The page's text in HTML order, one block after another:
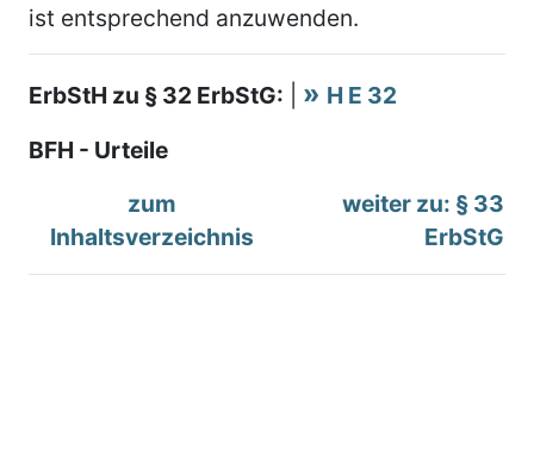
ist entsprechend anzuwenden.
ErbStH zu § 32 ErbStG:
H E 32
BFH - Urteile
zum
Inhaltsverzeichnis
weiter zu: § 33
ErbStG